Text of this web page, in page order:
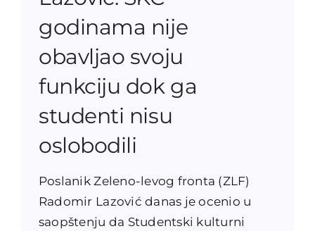
godinama nije
obavljao svoju
funkciju dok ga
studenti nisu
oslobodili
Poslanik Zeleno-levog fronta (ZLF)
Radomir Lazović danas je ocenio u
saopštenju da Studentski kulturni